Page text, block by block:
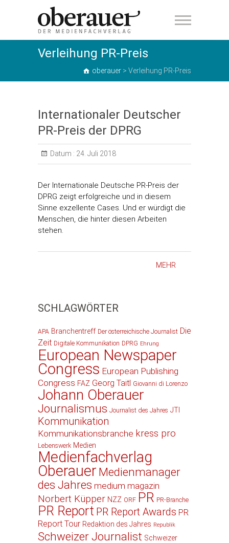
oberauer
Verleihung PR-Preis
oberauer > Verleihung PR-Preis
Internationaler Deutscher
PR-Preis der DPRG
Datum : 24. Juli 2018
Der Internationale Deutsche PR-Preis der
DPRG zeigt erfolgreiche und in diesem
Sinne exzellente Cases. Und er würdigt die
Menschen, die hinter diesen Arbeiten
stehen.
MEHR
SCHLAGWÖRTER
APA Branchentreff Der österreichische Journalist Die
Zeit Digitale Kommunikation DPRG Ehrung
European Newspaper
Congress European Publishing
Congress FAZ Georg Taitl Giovanni di Lorenzo
Johann Oberauer
Journalismus Journalist des Jahres JTI
Kommunikation
Kommunikationsbranche kress pro
Lebenswerk Medien
Medienfachverlag
Oberauer Medienmanager
des Jahres medium magazin
Norbert Küpper NZZ ORF PR PR-Branche
PR Report PR Report Awards PR
Report Tour Redaktion des Jahres Republik
Schweizer Journalist Schweizer